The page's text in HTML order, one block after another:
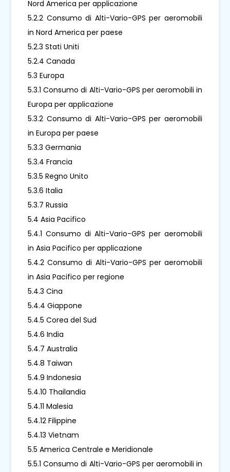
Nord America per applicazione
5.2.2 Consumo di Alti-Vario-GPS per aeromobili
in Nord America per paese
5.2.3 Stati Uniti
5.2.4 Canada
5.3 Europa
5.3.1 Consumo di Alti-Vario-GPS per aeromobili in
Europa per applicazione
5.3.2 Consumo di Alti-Vario-GPS per aeromobili
in Europa per paese
5.3.3 Germania
5.3.4 Francia
5.3.5 Regno Unito
5.3.6 Italia
5.3.7 Russia
5.4 Asia Pacifico
5.4.1 Consumo di Alti-Vario-GPS per aeromobili
in Asia Pacifico per applicazione
5.4.2 Consumo di Alti-Vario-GPS per aeromobili
in Asia Pacifico per regione
5.4.3 Cina
5.4.4 Giappone
5.4.5 Corea del Sud
5.4.6 India
5.4.7 Australia
5.4.8 Taiwan
5.4.9 Indonesia
5.4.10 Thailandia
5.4.11 Malesia
5.4.12 Filippine
5.4.13 Vietnam
5.5 America Centrale e Meridionale
5.5.1 Consumo di Alti-Vario-GPS per aeromobili in